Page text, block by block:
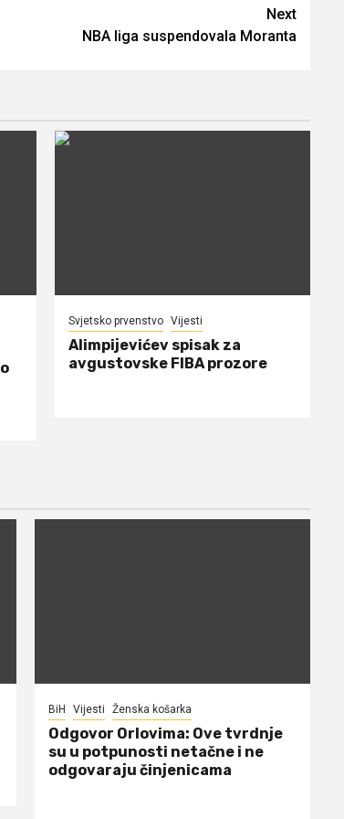
Next
NBA liga suspendovala Moranta
Svjetsko prvenstvo Vijesti
Alimpijevićev spisak za
avgustovske FIBA prozore
BiH Vijesti Ženska košarka
Odgovor Orlovima: ​Ove tvrdnje
su u potpunosti netačne i ne
odgovaraju činjenicama